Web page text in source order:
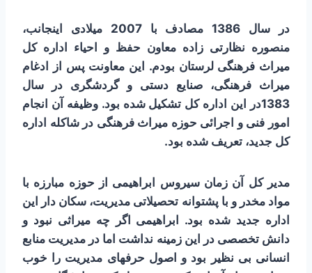
در سال 1386 مصادف با 2007 میلادی اینجانب،
منصوره نظارتی زاده معاون حفظ و احیاء اداره کل
میراث فرهنگی لرستان بودم. این معاونت پس از ادغام
میراث فرهنگی، صنایع دستی و گردشگری در سال
1383در این اداره کل تشکیل شده بود. وظیفه آن انجام
امور فنی و اجرائی حوزه میراث فرهنگی در شاکله اداره
کل جدید، تعریف شده بود.
مدیر کل آن زمان سیروس ابراهیمی از حوزه مبارزه با
مواد مخدر و با پشتوانه تحصیلاتی مدیریت، سکان دار این
اداره جدید شده بود. ابراهیمی اگر چه میراثی نبود و
دانش تخصصی در این زمینه نداشت اما در مدیریت منابع
انسانی بی نظیر بود و اصول حرفه­ای مدیریت را خوب